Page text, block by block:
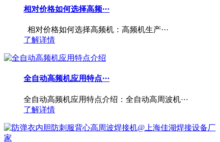
相对价格如何选择高频···
相对价格如何选择高频机：高频机生产···
了解详情
全自动高频机应用特点···
全自动高频机应用特点介绍：全自动高周波机···
了解详情